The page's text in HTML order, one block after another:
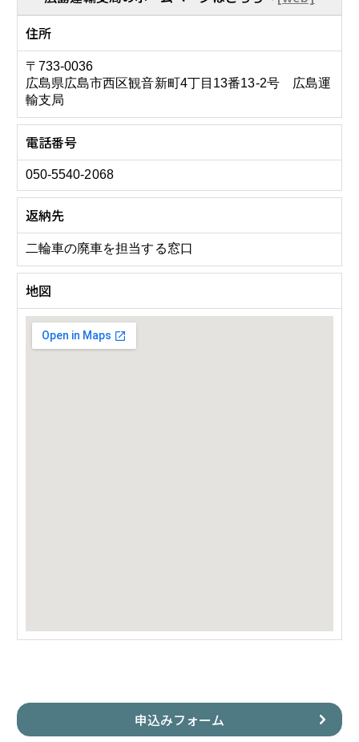
住所
〒733-0036
広島県広島市西区観音新町4丁目13番13-2号 広島運
輸支局
電話番号
050-5540-2068
返納先
二輪車の廃車を担当する窓口
地図
申込みフォーム